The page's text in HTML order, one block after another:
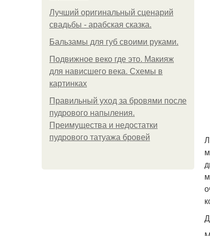
Лучший оригинальный сценарий
свадьбы - арабская сказка.
Бальзамы для губ своими руками.
Подвижное веко где это. Макияж
для нависшего века. Схемы в
картинках
Правильный уход за бровями после
пудрового напыления.
Преимущества и недостатки
пудрового татуажа бровей